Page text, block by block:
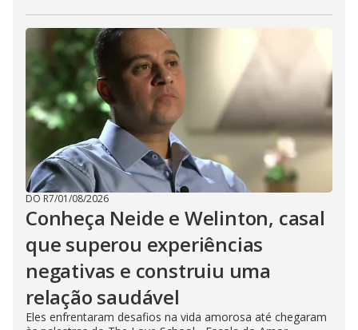
DO R7/01/08/2026
Conheça Neide e Welinton, casal
que superou experiências
negativas e construiu uma
relação saudável
Eles enfrentaram desafios na vida amorosa até chegaram